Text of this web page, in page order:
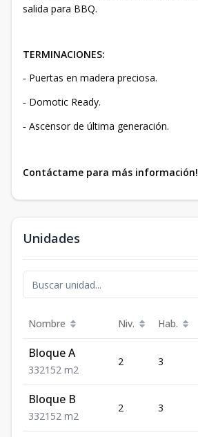
salida para BBQ.
TERMINACIONES:
- Puertas en madera preciosa.
- Domotic Ready.
- Ascensor de última generación.
Contáctame para más información!
Unidades
Nombre Niv. Hab.
Bloque A
332152 m2
2 3
Bloque B
332152 m2
2 3